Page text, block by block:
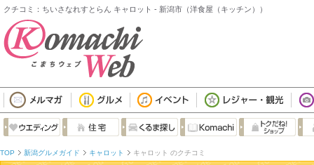
クチコミ：ちいさなれすとらん キャロット - 新潟市（洋食屋（キッチン））
TOP 新潟グルメガイド キャロット キャロット のクチコミ